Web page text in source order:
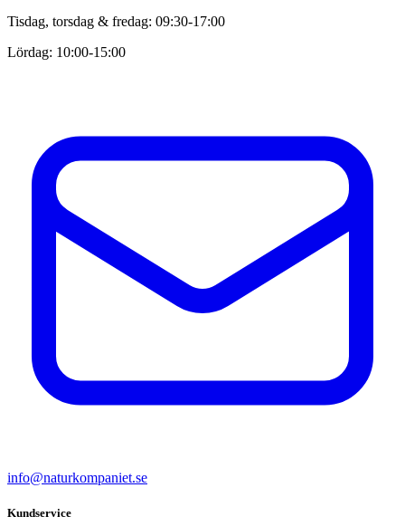
Tisdag, torsdag & fredag: 09:30-17:00
Lördag: 10:00-15:00
info@naturkompaniet.se
Kundservice